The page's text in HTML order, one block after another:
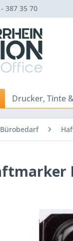
387 35 70
Drucker, Tinte
Bürobedarf